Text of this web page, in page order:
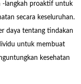
-langkah proaktif untuk
secara keseluruhan.
daya tentang tindakan
untuk membuat
kesehatan